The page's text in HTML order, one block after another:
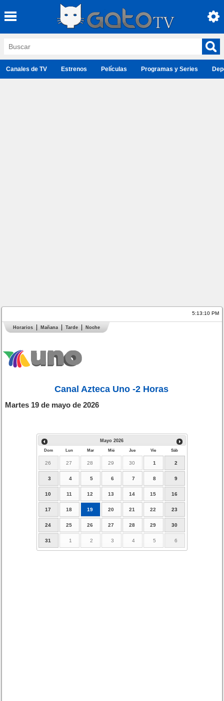
Canales de TV Estrenos Películas Programas y Series
5:13:10 PM
Horarios Mañana Tarde Noche
Canal Azteca Uno -2 Horas
Martes 19 de mayo de 2026
Mayo 2026
Dom Lun Mar Mié Jue Vie Sáb
26 27 28 29 30 1 2
3 4 5 6 7 8 9
10 11 12 13 14 15 16
17 18 19 20 21 22 23
24 25 26 27 28 29 30
31 1 2 3 4 5 6